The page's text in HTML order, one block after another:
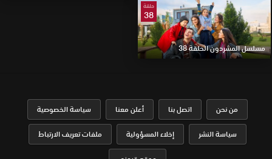
حلقة
38
مسلسل المشردون الحلقة 38
من نحن اتصل بنا أعلن معنا
سياسة الخصوصية
سياسة النشر
إخلاء المسؤولية
ملفات تعريف الارتباط